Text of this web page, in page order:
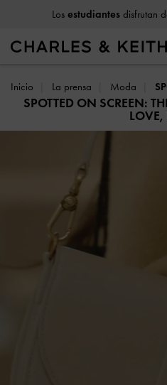
Los estudiantesdisfrutan
Inicio La prensa Moda
SPOTTED ON SCREEN:
LOVE,